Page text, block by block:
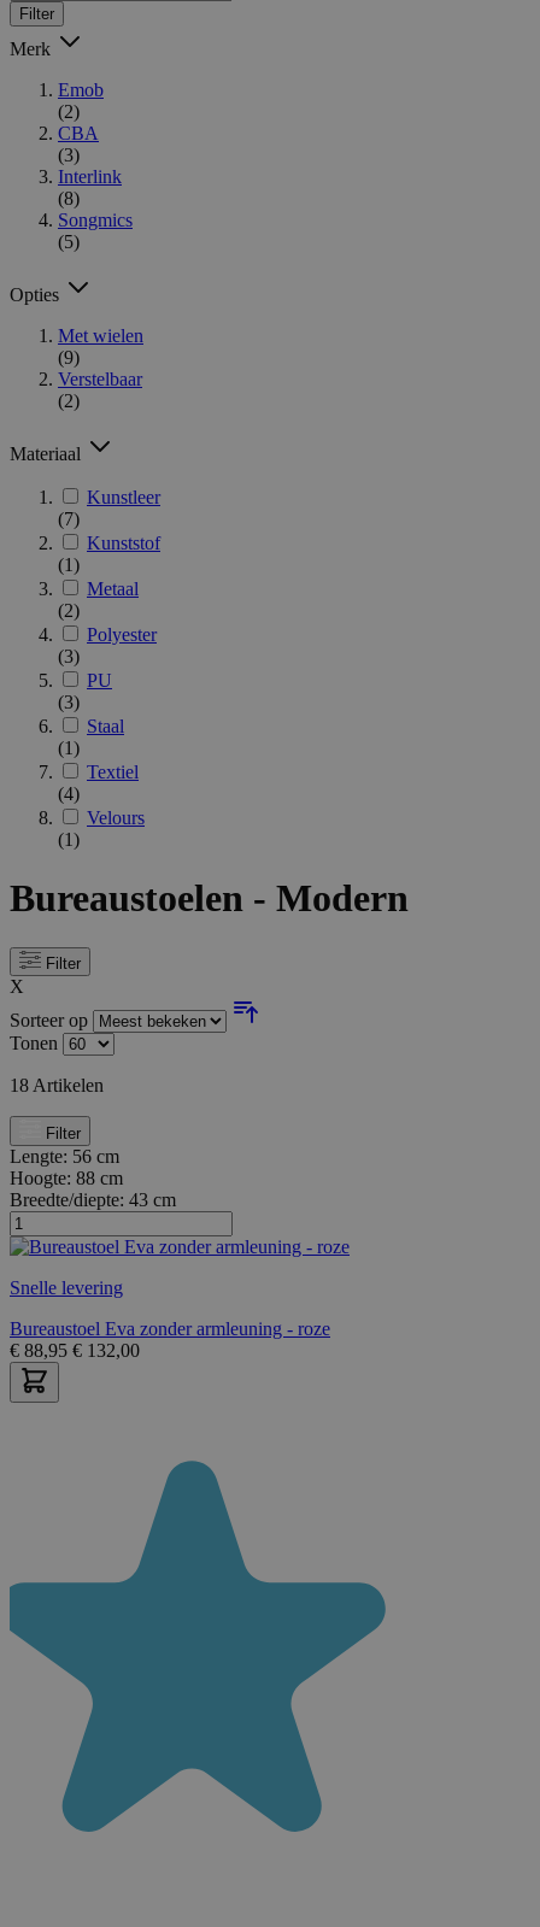
Filter
Merk
Emob
(2)
CBA
(3)
Interlink
(8)
Songmics
(5)
Opties
Met wielen
(9)
Verstelbaar
(2)
Materiaal
Kunstleer
(7)
Kunststof
(1)
Metaal
(2)
Polyester
(3)
PU
(3)
Staal
(1)
Textiel
(4)
Velours
(1)
Bureaustoelen - Modern
Filter
X
Sorteer op
Tonen
18 Artikelen
Filter
Lengte: 56 cm
Hoogte: 88 cm
Breedte/diepte: 43 cm
Snelle levering
Bureaustoel Eva zonder armleuning - roze
€ 88,95 € 132,00